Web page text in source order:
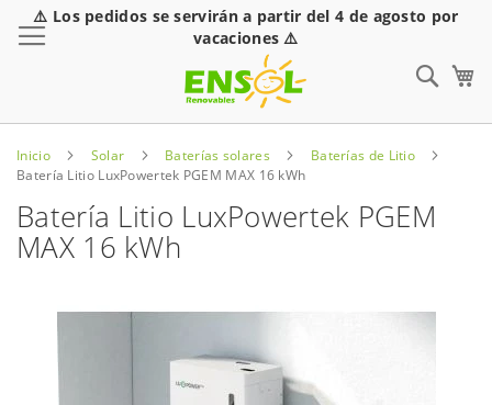
⚠️ Los pedidos se servirán a partir del 4 de agosto por
vacaciones ⚠️
Inicio Solar Baterías solares
Baterías de Litio
Batería Litio LuxPowertek PGEM MAX 16 kWh
Batería Litio LuxPowertek PGEM
MAX 16 kWh